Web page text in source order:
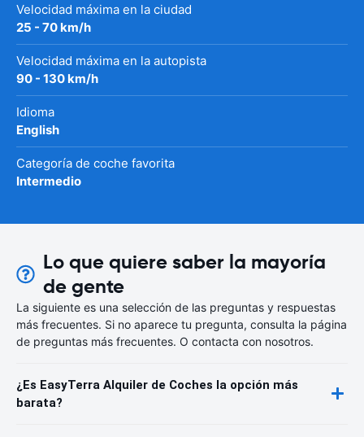
Velocidad máxima en la ciudad
25 - 70 km/h
Velocidad máxima en la autopista
90 - 130 km/h
Idioma
English
Categoría de coche favorita
Intermedio
Lo que quiere saber la mayoría
de gente
La siguiente es una selección de las preguntas y respuestas
más frecuentes. Si no aparece tu pregunta, consulta la página
de preguntas más frecuentes. O contacta con nosotros.
¿Es EasyTerra Alquiler de Coches la opción más
barata?